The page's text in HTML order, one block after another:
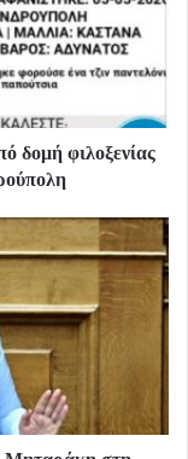
δομή φιλοξενίας